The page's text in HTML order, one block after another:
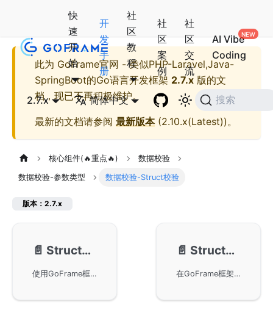
快
速
开
始
开
发
手
册
社
区
教
程
社
区
案
例
社
区
交
流
AI Vibe
Coding
2.7.x 简体中文 搜索
此为 GoFrame官网 - 类似PHP-Laravel,Java-
SpringBoot的Go语言开发框架 2.7.x 版的文
档，现已不再积极维护。
最新的文档请参阅 最新版本(2.10.x(Latest))。
核心组件(🔥重点🔥) 数据校验
数据校验-参数类型 数据校验-Struct校验
版本：2.7.x
📄️ Struct校验-基本使用
使用GoFrame框架进行Struct类型数据的校验，包括对校验tag规则的详细说明以及不同类型的数据校验方法，如基本校验、使用map自定义规则、以及结构体的递归校验示例。通过示例代码展示如何设置属性别名和自定义错误提示信息，实现对struct对象中不同属性的复杂校验逻辑。
📄️ Struct校验-Assoc关联
在GoFrame框架中，为了避免结构体默认值带来的问题，引入了Assoc方法，可以严格按照给定参数进行结构体校验。此方法特别适用于需要处理客户端请求参数的场景，确保校验规则不受默认值影响。